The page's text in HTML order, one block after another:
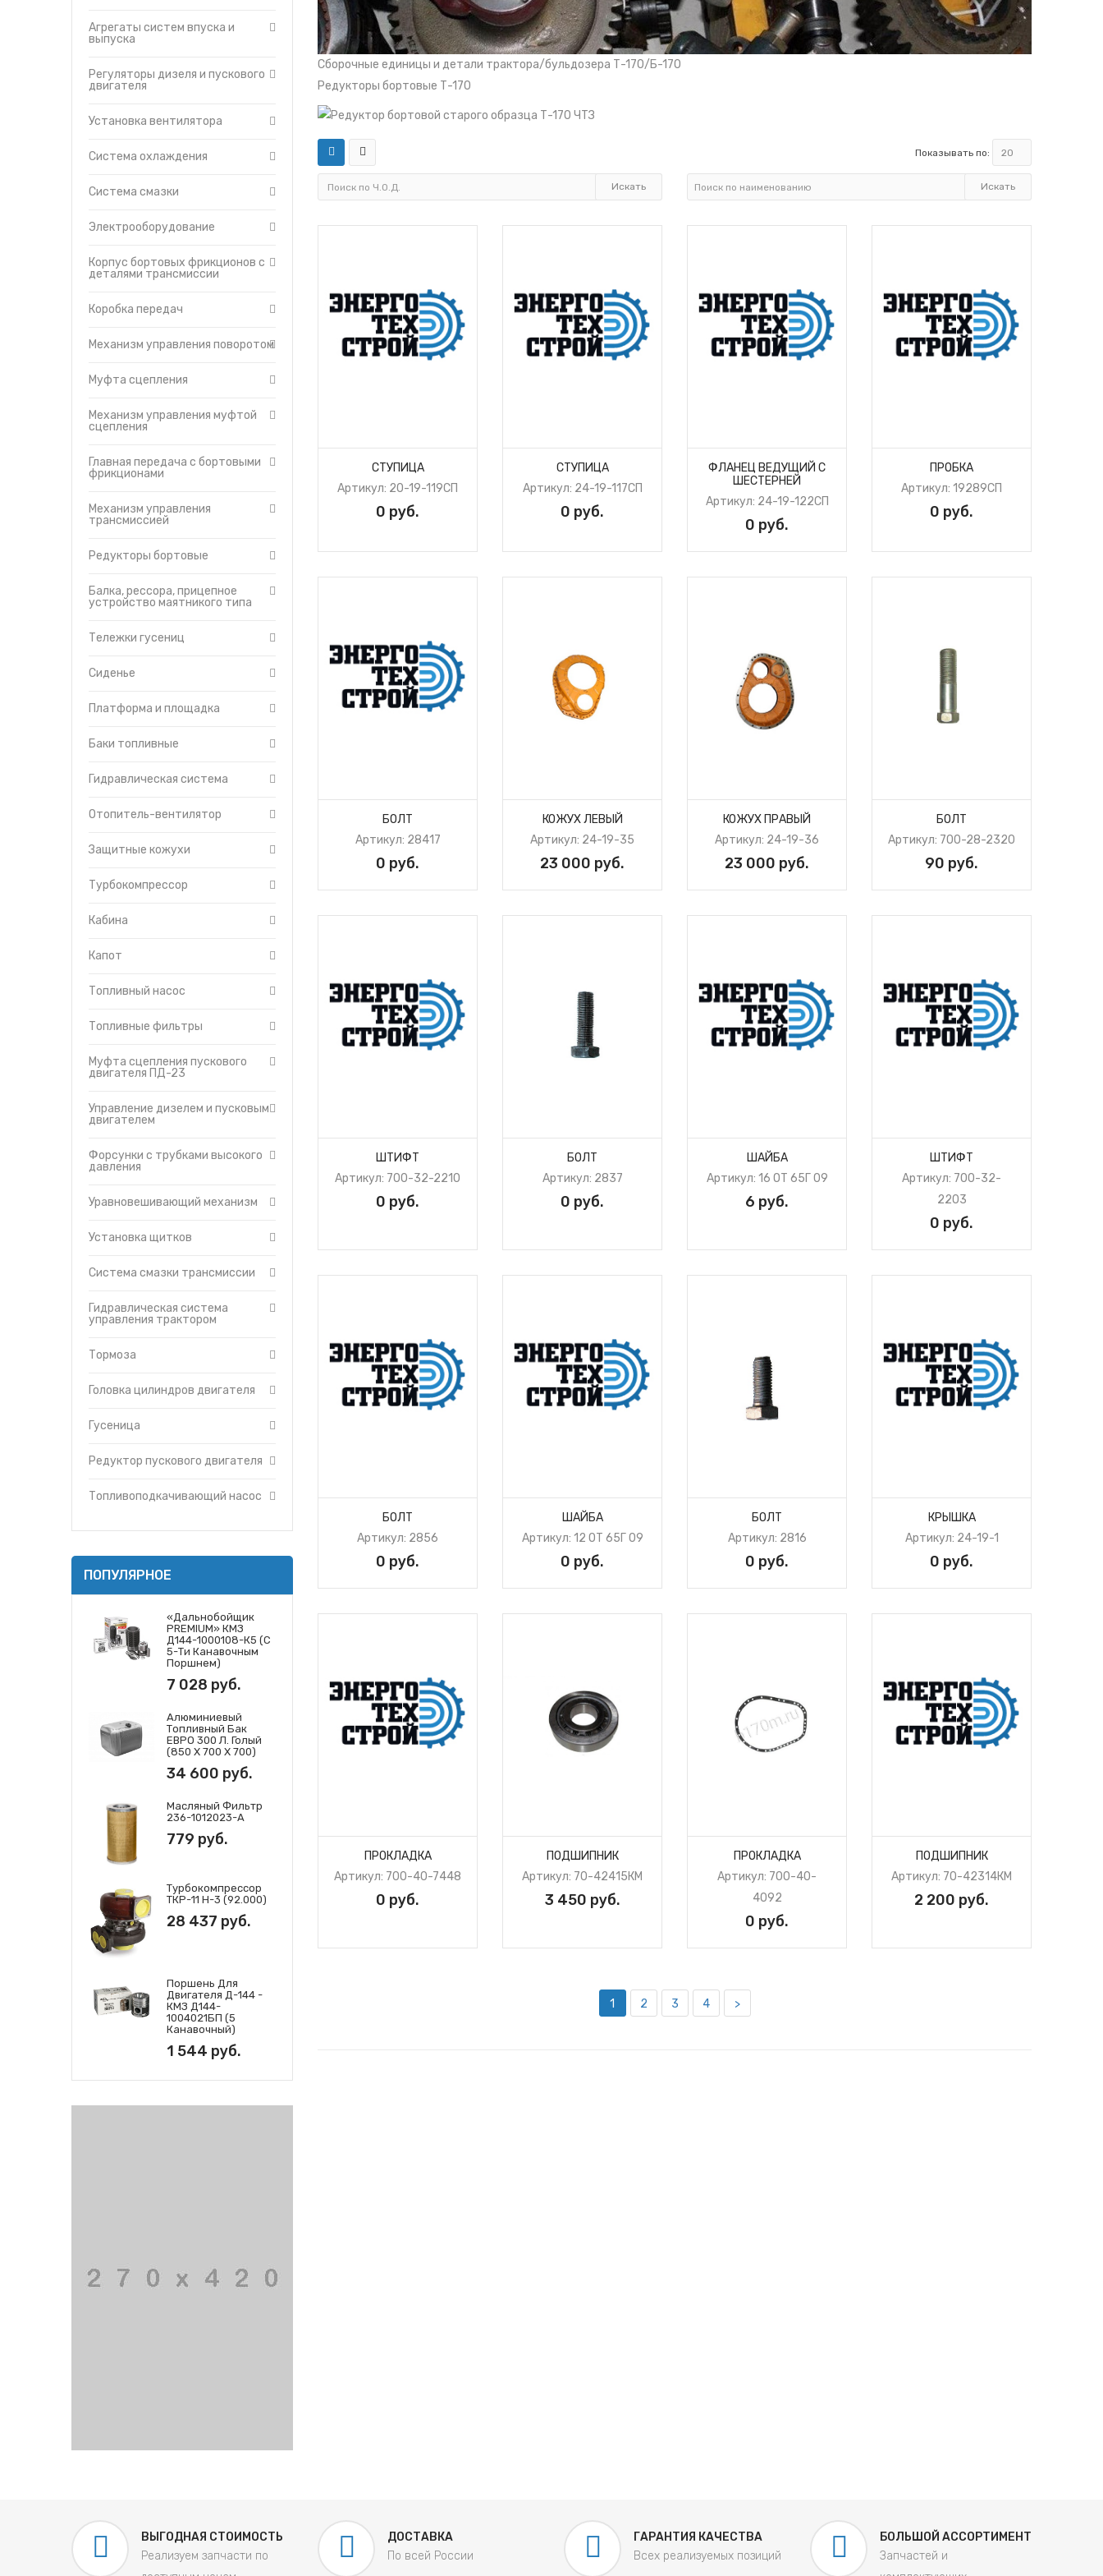
О компании
Доставка
Контакты
Система охлаждения
Система смазки
Электрооборудование
Корпус бортовых
фрикционов с деталями
Механизм управления
муфтой сцепления
бортовыми фрикционами
трансмиссией
Балка, рессора,
прицепное устройство
Тележки гусениц
Платформа и площадка
Баки топливные
Отопитель-вентилятор
Защитные кожухи
Топливный насос
Муфта сцепления
пускового двигателя
Управление дизелем и
пусковым двигателем
Гидравлическая система
управления трактором
двигателя
Система смазки
Тормоза
механизм
Форсунки с трубками
Топливоподкачивающий
Агрегаты систем впуска и
выпуска
Регуляторы дизеля и пускового
двигателя
Установка вентилятора
Система охлаждения
Система смазки
Электрооборудование
Корпус бортовых фрикционов с
деталями трансмиссии
Коробка передач
Механизм управления поворотом
Муфта сцепления
Механизм управления муфтой
сцепления
Главная передача с бортовыми
фрикционами
Механизм управления
трансмиссией
Редукторы бортовые
Балка, рессора, прицепное
устройство маятникого типа
Тележки гусениц
Сиденье
Платформа и площадка
Баки топливные
Гидравлическая система
Отопитель-вентилятор
Защитные кожухи
Турбокомпрессор
Кабина
Капот
Топливный насос
Топливные фильтры
Муфта сцепления пускового
двигателя ПД-23
Управление дизелем и пусковым
двигателем
Форсунки с трубками высокого
давления
Уравновешивающий механизм
Установка щитков
Система смазки трансмиссии
Гидравлическая система
управления трактором
Тормоза
Головка цилиндров двигателя
Гусеница
Редуктор пускового двигателя
Топливоподкачивающий насос
ПОПУЛЯРНОЕ
«Дальнобойщик
PREMIUM» КМЗ
Д144-1000108-К5 (с
5-Ти Канавочным
Поршнем)
7 028 руб.
Алюминиевый
Топливный Бак
ЕВРО 300 Л. Голый
(850 Х 700 Х 700)
34 600 руб.
Масляный Фильтр
236-1012023-А
779 руб.
Турбокомпрессор
ТКР-11 Н-3 (92.000)
28 437 руб.
Поршень Для
Двигателя Д-144 -
КМЗ Д144-
1004021БП (5
Канавочный)
1 544 руб.
Сборочные единицы и детали трактора/бульдозера Т-170/Б-170
Редукторы бортовые Т-170
Показывать по:
СТУПИЦА
Артикул: 20-19-119СП
0 руб.
СТУПИЦА
Артикул: 24-19-117СП
0 руб.
ФЛАНЕЦ ВЕДУЩИЙ С
ШЕСТЕРНЕЙ
Артикул: 24-19-122СП
0 руб.
ПРОБКА
Артикул: 19289СП
0 руб.
БОЛТ
Артикул: 28417
0 руб.
КОЖУХ ЛЕВЫЙ
Артикул: 24-19-35
23 000 руб.
КОЖУХ ПРАВЫЙ
Артикул: 24-19-36
23 000 руб.
БОЛТ
Артикул: 700-28-2320
90 руб.
ШТИФТ
Артикул: 700-32-2210
0 руб.
БОЛТ
Артикул: 2837
0 руб.
ШАЙБА
Артикул: 16 ОТ 65Г 09
6 руб.
ШТИФТ
Артикул: 700-32-
2203
0 руб.
БОЛТ
Артикул: 2856
0 руб.
ШАЙБА
Артикул: 12 ОТ 65Г 09
0 руб.
БОЛТ
Артикул: 2816
0 руб.
КРЫШКА
Артикул: 24-19-1
0 руб.
ПРОКЛАДКА
Артикул: 700-40-7448
0 руб.
ПОДШИПНИК
Артикул: 70-42415КМ
3 450 руб.
ПРОКЛАДКА
Артикул: 700-40-
4092
0 руб.
ПОДШИПНИК
Артикул: 70-42314КМ
2 200 руб.
1 2 3 4 >
ВЫГОДНАЯ СТОИМОСТЬ
Реализуем запчасти по
ДОСТАВКА
По всей России
ГАРАНТИЯ КАЧЕСТВА
Всех реализуемых позиций
БОЛЬШОЙ АССОРТИМЕНТ
Запчастей и